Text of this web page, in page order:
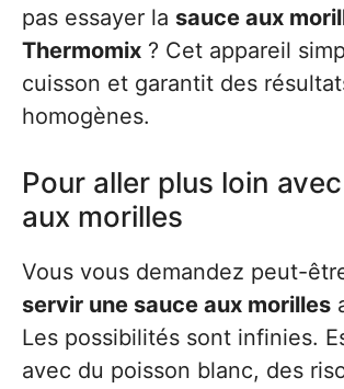
pas essayer la sauce aux
Thermomix ? Cet appareil
cuisson et garantit des
homogènes.
Pour aller plus loin
aux morilles
Vous vous demandez peut-
servir une sauce aux morilles
Les possibilités sont infinies.
avec du poisson blanc, des